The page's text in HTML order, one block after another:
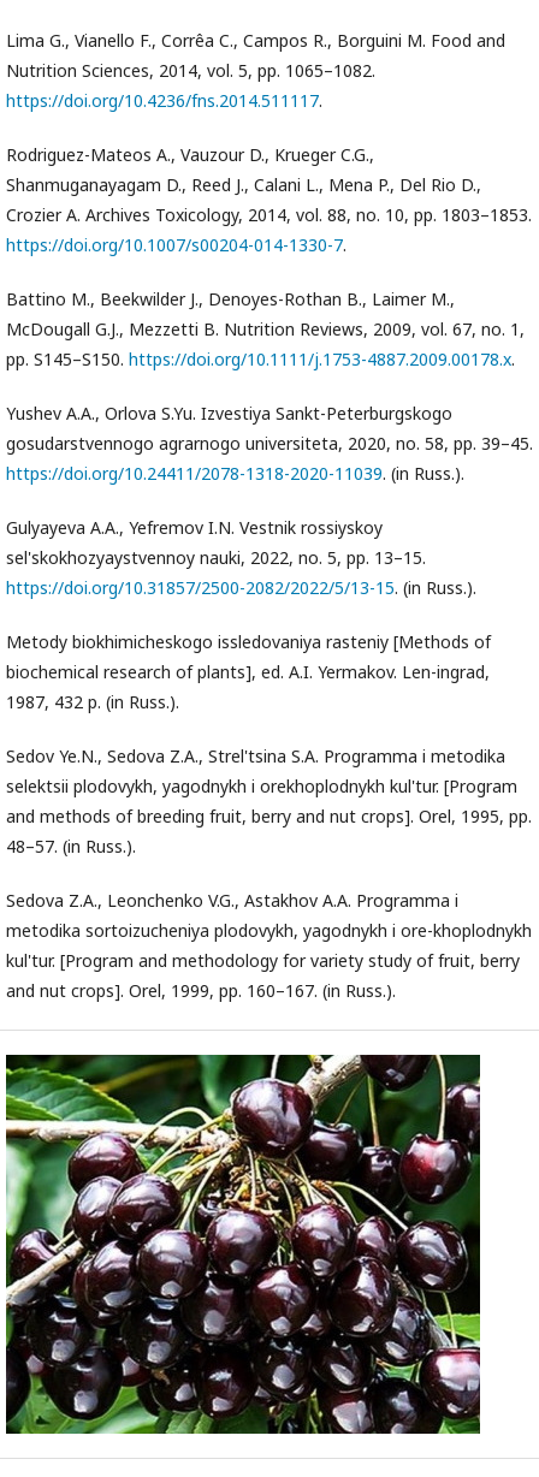
Lima G., Vianello F., Corrêa C., Campos R., Borguini M. Food and
Nutrition Sciences, 2014, vol. 5, pp. 1065–1082.
https://doi.org/10.4236/fns.2014.511117.
Rodriguez-Mateos A., Vauzour D., Krueger C.G.,
Shanmuganayagam D., Reed J., Calani L., Mena P., Del Rio D.,
Crozier A. Archives Toxicology, 2014, vol. 88, no. 10, pp. 1803–1853.
https://doi.org/10.1007/s00204-014-1330-7.
Battino M., Beekwilder J., Denoyes-Rothan B., Laimer M.,
McDougall G.J., Mezzetti B. Nutrition Reviews, 2009, vol. 67, no. 1,
pp. S145–S150. https://doi.org/10.1111/j.1753-4887.2009.00178.x.
Yushev A.A., Orlova S.Yu. Izvestiya Sankt-Peterburgskogo
gosudarstvennogo agrarnogo universiteta, 2020, no. 58, pp. 39–45.
https://doi.org/10.24411/2078-1318-2020-11039. (in Russ.).
Gulyayeva A.A., Yefremov I.N. Vestnik rossiyskoy
sel'skokhozyaystvennoy nauki, 2022, no. 5, pp. 13–15.
https://doi.org/10.31857/2500-2082/2022/5/13-15. (in Russ.).
Metody biokhimicheskogo issledovaniya rasteniy [Methods of
biochemical research of plants], ed. A.I. Yermakov. Len-ingrad,
1987, 432 p. (in Russ.).
Sedov Ye.N., Sedova Z.A., Strel'tsina S.A. Programma i metodika
selektsii plodovykh, yagodnykh i orekhoplodnykh kul'tur. [Program
and methods of breeding fruit, berry and nut crops]. Orel, 1995, pp.
48–57. (in Russ.).
Sedova Z.A., Leonchenko V.G., Astakhov A.A. Programma i
metodika sortoizucheniya plodovykh, yagodnykh i ore-khoplodnykh
kul'tur. [Program and methodology for variety study of fruit, berry
and nut crops]. Orel, 1999, pp. 160–167. (in Russ.).